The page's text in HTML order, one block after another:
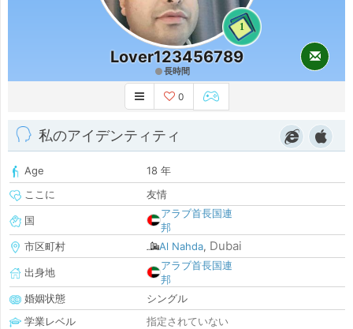
1
Lover123456789
長時間
0
私のアイデンティティ
Age
18 年
ここに
友情
国
アラブ首長国連
邦
市区町村
Al Nahda, Dubai
出身地
アラブ首長国連
邦
婚姻状態
シングル
学業レベル
指定されていない